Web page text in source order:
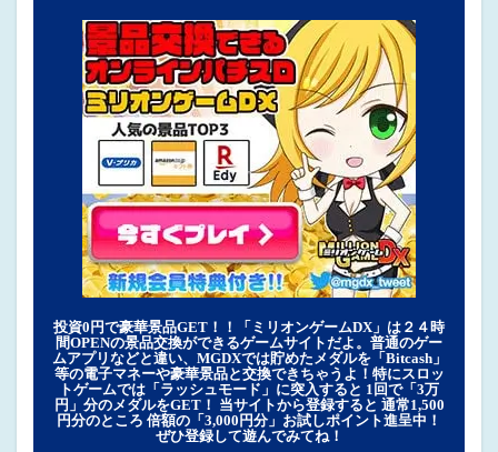
投資0円で豪華景品GET！！「ミリオンゲームDX」は２４時
間OPENの景品交換ができるゲームサイトだよ。普通のゲー
ムアプリなどと違い、MGDXでは貯めたメダルを「Bitcash」
等の電子マネーや豪華景品と交換できちゃうよ！特にスロッ
トゲームでは「ラッシュモード」に突入すると 1回で「3万
円」分のメダルをGET！ 当サイトから登録すると 通常1,500
円分のところ 倍額の「3,000円分」お試しポイント進呈中！
ぜひ登録して遊んでみてね！